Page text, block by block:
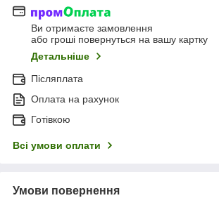
Ви отримаєте замовлення
або гроші повернуться на вашу картку
Детальніше
Післяплата
Оплата на рахунок
Готівкою
Всі умови оплати
Умови повернення